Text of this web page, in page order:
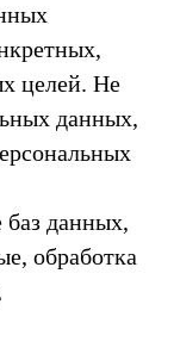
целей. Не
данных,
баз данных,
обработка